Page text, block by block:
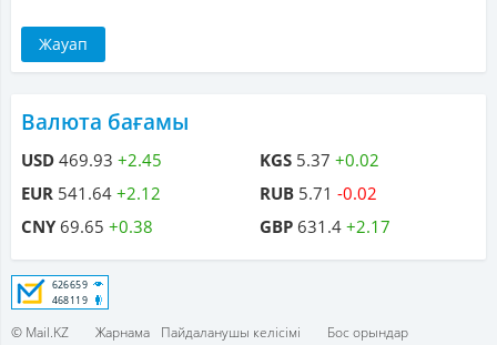
Валюта бағамы
USD 469.93 +2.45
EUR 541.64 +2.12
CNY69.65 +0.38
KGS 5.37 +0.02
RUB 5.71 -0.02
GBP 631.4 +2.17
© Mail.KZ Жарнама Пайдаланушы келісімі Бос орындар